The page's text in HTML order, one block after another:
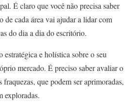
É claro que você não precisa saber
de cada área vai ajudar a lidar com
do dia a dia do escritório.
estratégica e holística sobre o seu
mercado. É preciso saber avaliar o
fraquezas, que podem ser aprimoradas,
exploradas.